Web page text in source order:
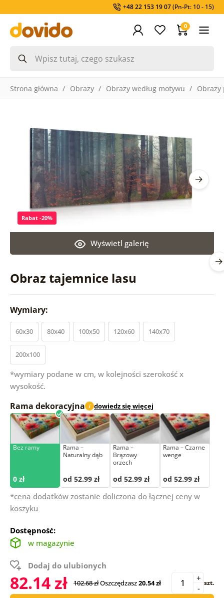
+48 22 153 19 07(Pn-Pt: 10 - 15)
0
Strona główna Obrazy Obrazy według motywu Obrazy
Obraz tajemnice lasu
Wyświetl galerię
Rabat -20%
Wymiary:
60x30 80x40 100x50 120x60 140x70
200x100
*wymiary podane w cm, w kolejności szerokość x
wysokość.
Rama dekoracyjna i dowiedz się więcej
Bez ramy
0 zł
Rama –
Naturalny dąb
od 52.99 zł
Rama –
Brązowy
orzech
od 52.99 zł
Rama – Czarne
wenge
od 52.99 zł
*cena dodatków zostanie doliczona do łącznej ceny w
koszyku
Dostępność:
w magazynie
Dodaj do ulubionych
82.14 zł 102.68 złOszczędzasz20.54 zł -
+ szt.